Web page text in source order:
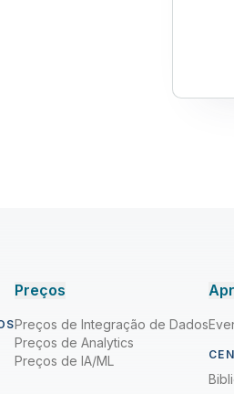
Preços
Preços de Integração de Dados
Preços de Analytics
Preços de IA/ML